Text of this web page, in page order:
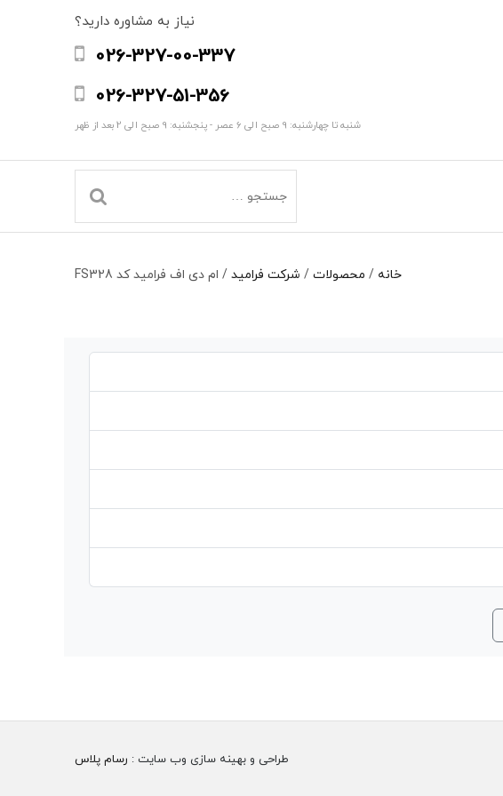
نیاز به مشاوره دارید؟
026-327-00-337
026-327-51-356
شنبه تا چهارشنبه: 9 صبح الی 6 عصر - پنجشنبه: 9 صبح الی 2 بعد از ظهر
خانه / محصولات / شرکت فرامید / ام دی اف فرامید کد FS328
طراحی و بهینه سازی وب سایت : رسام پلاس